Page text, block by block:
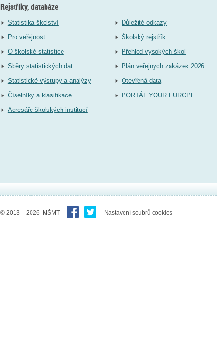
Rejstříky, databáze
Statistika školství
Pro veřejnost
O školské statistice
Sběry statistických dat
Statistické výstupy a analýzy
Číselníky a klasifikace
Adresáře školských institucí
Důležité odkazy
Školský rejstřík
Přehled vysokých škol
Plán veřejných zakázek 2026
Otevřená data
PORTÁL YOUR EUROPE
© 2013 – 2026 MŠMT Nastavení soubrů cookies